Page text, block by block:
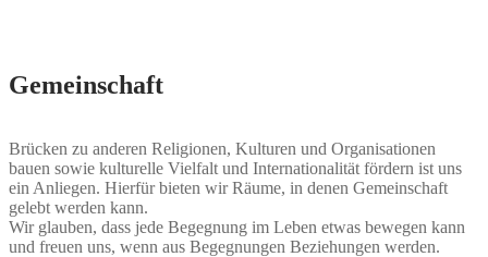
Gemeinschaft
Brücken zu anderen Religionen, Kulturen und Organisationen
bauen sowie kulturelle Vielfalt und Internationalität fördern ist uns
ein Anliegen. Hierfür bieten wir Räume, in denen Gemeinschaft
gelebt werden kann.
Wir glauben, dass jede Begegnung im Leben etwas bewegen kann
und freuen uns, wenn aus Begegnungen Beziehungen werden.